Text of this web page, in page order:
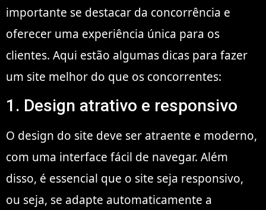
importante se destacar da concorrência e
oferecer uma experiência única para os
clientes. Aqui estão algumas dicas para fazer
um site melhor do que os concorrentes:
1. Design atrativo e responsivo
O design do site deve ser atraente e moderno,
com uma interface fácil de navegar. Além
disso, é essencial que o site seja responsivo,
ou seja, se adapte automaticamente a